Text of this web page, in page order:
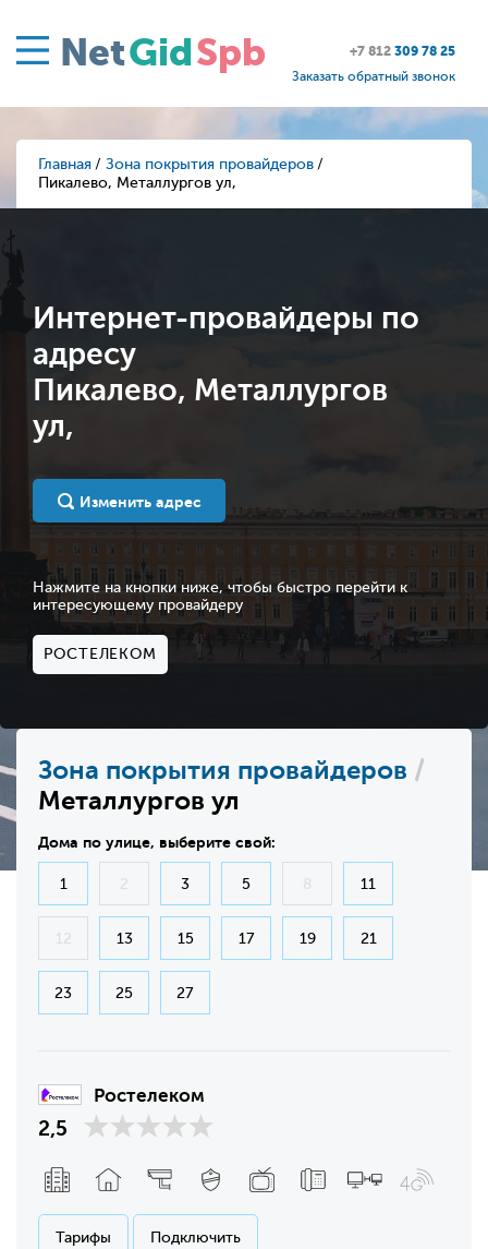
NetGidSpb +7 812 309 78 25
Заказать обратный звонок
Главная
Зона покрытия провайдеров
Пикалево, Металлургов ул,
Интернет-провайдеры по
адресу
Пикалево, Металлургов
ул,
Изменить адрес
Нажмите на кнопки ниже, чтобы быстро перейти к
интересующему провайдеру
РОСТЕЛЕКОМ
Зона покрытия провайдеров /
Металлургов ул
Дома по улице, выберите свой:
1 2 3 5 8 11
12 13 15 17 19 21
23 25 27
Ростелеком
2,5
Тарифы Подключить